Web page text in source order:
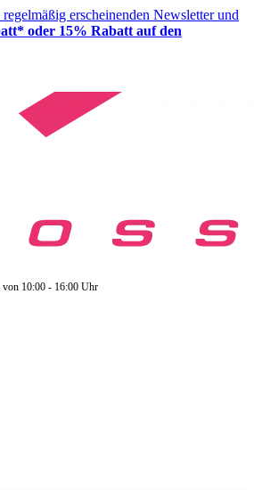
regelmäßig erscheinenden Newsletter und
oder 15% Rabatt auf den
10:00 - 16:00 Uhr